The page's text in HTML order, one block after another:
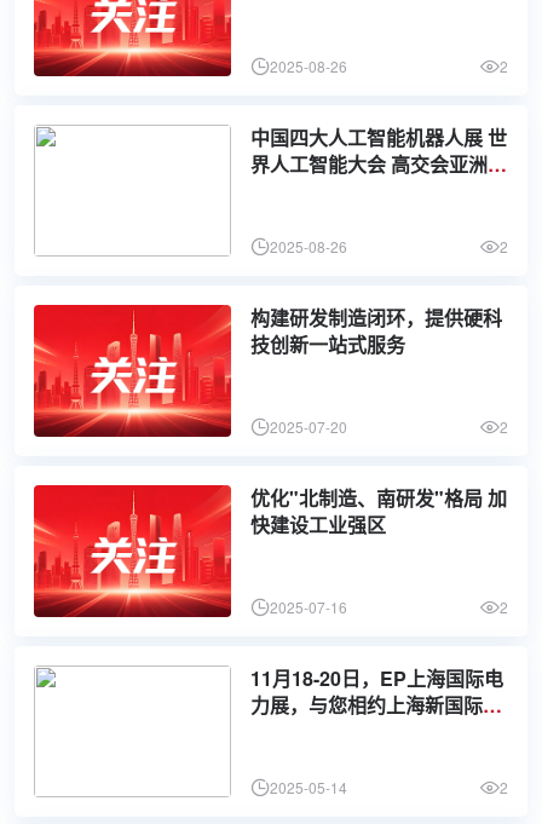
2025-08-26 2
中国四大人工智能机器人展 世
界人工智能大会 高交会亚洲人
2025-08-26 2
构建研发制造闭环，提供硬科
技创新一站式服务
2025-07-20 2
优化"北制造、南研发"格局 加
快建设工业强区
2025-07-16 2
11月18-20日，EP上海国际电
力展，与您相约上海新国际博
2025-05-14 2